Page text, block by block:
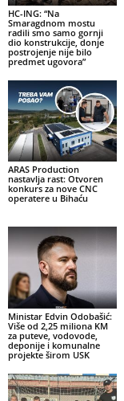
HC-ING: “Na
Smaragdnom mostu
radili smo samo gornji
dio konstrukcije, donje
postrojenje nije bilo
predmet ugovora”
ARAS Production
nastavlja rast: Otvoren
konkurs za nove CNC
operatere u Bihaću
Ministar Edvin Odobašić:
Više od 2,25 miliona KM
za puteve, vodovode,
deponije i komunalne
projekte širom USK